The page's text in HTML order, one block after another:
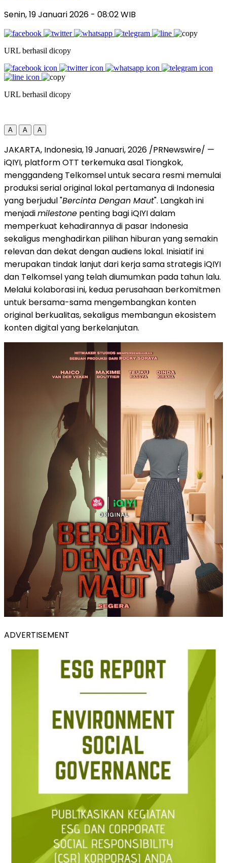
Senin, 19 Januari 2026 - 08:02 WIB
URL berhasil dicopy
URL berhasil dicopy
A A A
JAKARTA, Indonesia, 19 Januari, 2026 /PRNewswire/ —
iQIYI, platform OTT terkemuka asal Tiongkok,
menggandeng Telkomsel untuk secara resmi memulai
produksi serial original lokal pertamanya di Indonesia
yang berjudul "Bercinta Dengan Maut". Langkah ini
menjadimilestone penting bagi iQIYI dalam
memperkuat kehadirannya di pasar Indonesia
sekaligus menghadirkan pilihan hiburan yang semakin
relevan dan dekat dengan audiens lokal. Inisiatif ini
merupakan tindak lanjut dari kerja sama strategis iQIYI
dan Telkomsel yang telah diumumkan pada tahun lalu.
Melalui kolaborasi ini, kedua perusahaan berkomitmen
untuk bersama-sama mengembangkan konten
original berkualitas, sekaligus membangun ekosistem
konten digital yang berkelanjutan.
ADVERTISEMENT